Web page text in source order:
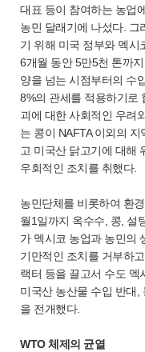
대표 등이 참여하는 농업
농민 달래기에 나섰다. 그
기 위해 미국 정부와 멕시
6개월 동안 5만5천 톤까
양을 넘는 시점부터의 수
8%의 관세를 적용하기로
괴에 대한 사회적인 우려
는 콩이 NAFTA 이외의
고 미국산 닭고기에 대해
우회적인 조치를 취했다.
농민단체를 비롯하여 환
월1일까지 옥수수, 콩, 설
가 멕시코 농업과 농민의
기만적인 조치를 거부하
랙터 등을 끌고서 수도 멕
미국산 농산물 수입 반대,
을 전개했다.
WTO 체제의 균열